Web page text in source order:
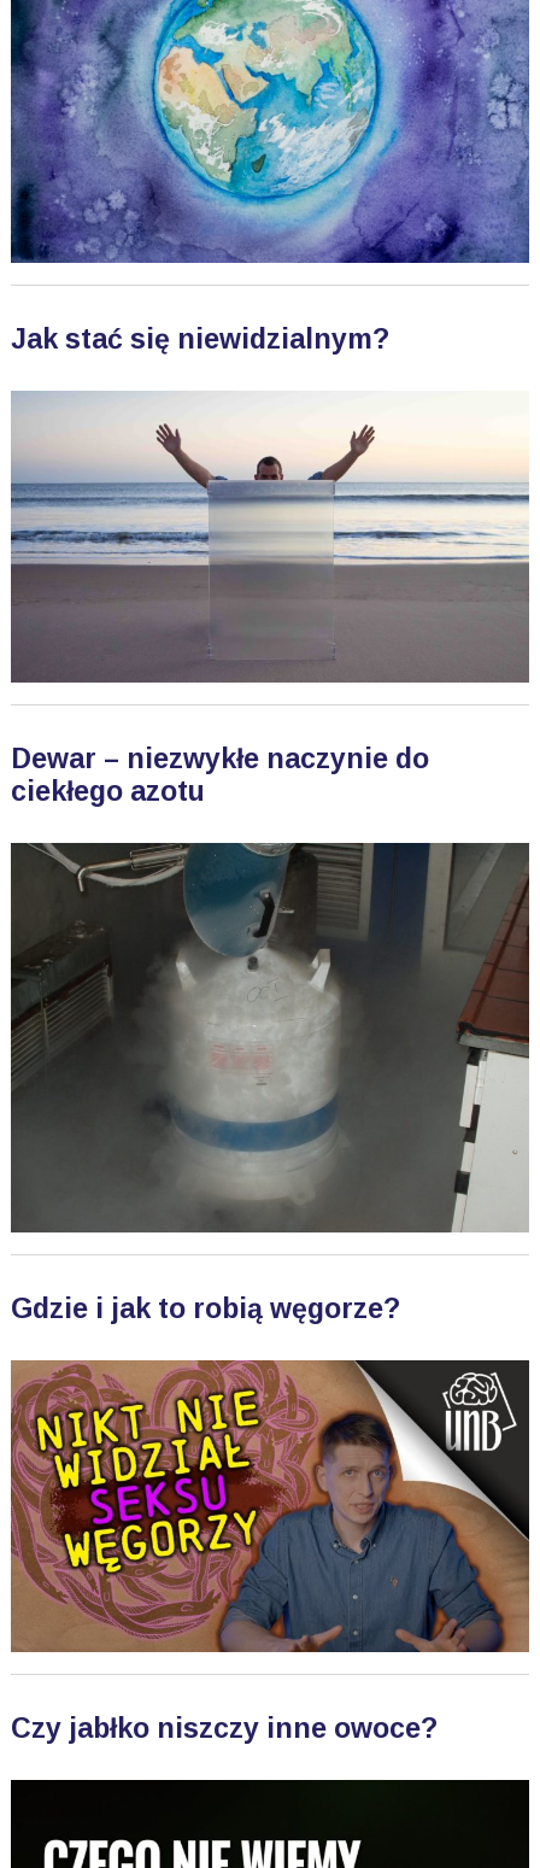
Jak stać się niewidzialnym?
Dewar – niezwykłe naczynie do
ciekłego azotu
Gdzie i jak to robią węgorze?
Czy jabłko niszczy inne owoce?